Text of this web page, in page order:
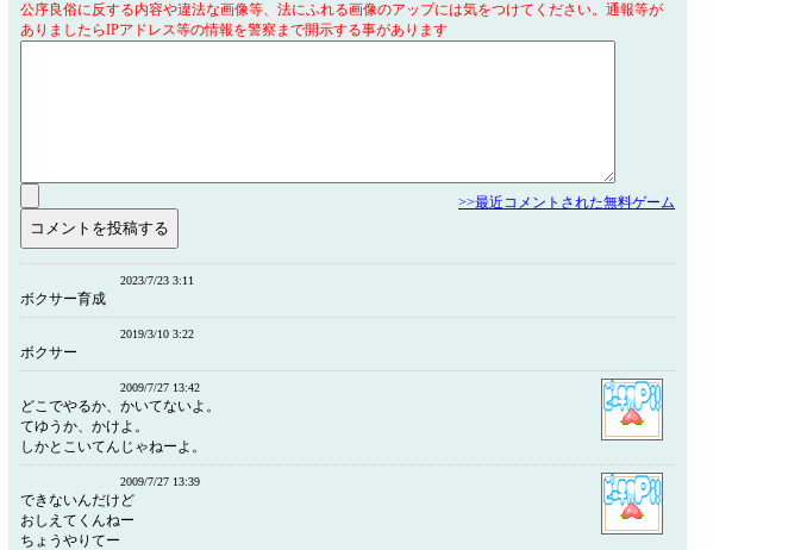
公序良俗に反する内容や違法な画像等、法にふれる画像のアップには気をつけてください。通報等が
ありましたらIPアドレス等の情報を警察まで開示する事があります
>>最近コメントされた無料ゲーム
2023/7/23 3:11
ボクサー育成
2019/3/10 3:22
ボクサー
2009/7/27 13:42
どこでやるか、かいてないよ。
てゆうか、かけよ。
しかとこいてんじゃねーよ。
2009/7/27 13:39
できないんだけど
おしえてくんねー
ちょうやりてー